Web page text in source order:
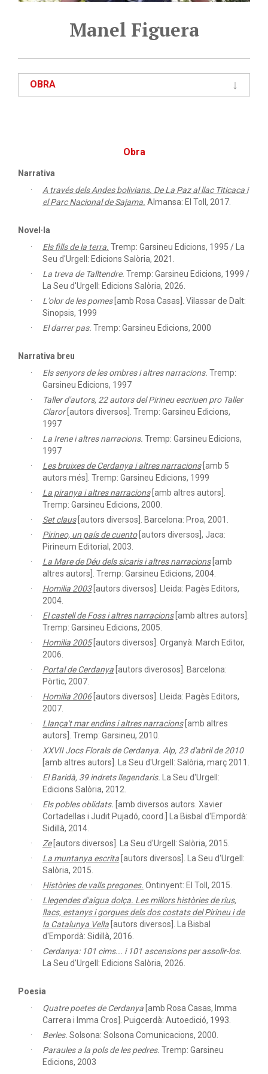
Manel Figuera
OBRA
Obra
Narrativa
A través dels Andes bolivians. De La Paz al llac Titicaca i
el Parc Nacional de Sajama. Almansa: El Toll, 2017.
Novel·la
Els fills de la terra. Tremp: Garsineu Edicions, 1995 / La
Seu d'Urgell: Edicions Salòria, 2021.
La treva de Talltendre. Tremp: Garsineu Edicions, 1999 /
La Seu d'Urgell: Edicions Salòria, 2026.
L'olor de les pomes [amb Rosa Casas]. Vilassar de Dalt:
Sinopsis, 1999
El darrer pas. Tremp: Garsineu Edicions, 2000
Narrativa breu
Els senyors de les ombres i altres narracions. Tremp:
Garsineu Edicions, 1997
Taller d'autors, 22 autors del Pirineu escriuen pro Taller
Claror [autors diversos]. Tremp: Garsineu Edicions,
1997
La Irene i altres narracions. Tremp: Garsineu Edicions,
1997
Les bruixes de Cerdanya i altres narracions [amb 5
autors més]. Tremp: Garsineu Edicions, 1999
La piranya i altres narracions [amb altres autors].
Tremp: Garsineu Edicions, 2000.
Set claus [autors diversos]. Barcelona: Proa, 2001.
Pirineo, un país de cuento [autors diversos], Jaca:
Pirineum Editorial, 2003.
La Mare de Déu dels sicaris i altres narracions [amb
altres autors]. Tremp: Garsineu Edicions, 2004.
Homilia 2003 [autors diversos]. Lleida: Pagès Editors,
2004.
El castell de Foss i altres narracions [amb altres autors].
Tremp: Garsineu Edicions, 2005.
Homilia 2005 [autors diversos]. Organyà: March Editor,
2006.
Portal de Cerdanya [autors diverosos]. Barcelona:
Pòrtic, 2007.
Homilia 2006 [autors diversos]. Lleida: Pagès Editors,
2007.
Llança't mar endins i altres narracions [amb altres
autors]. Tremp: Garsineu, 2010.
XXVII Jocs Florals de Cerdanya. Alp, 23 d'abril de 2010
[amb altres autors]. La Seu d'Urgell: Salòria, març 2011.
El Baridà, 39 indrets llegendaris.
La Seu d'Urgell:
Edicions Salòria, 2012.
Els pobles oblidats. [amb diversos autors. Xavier
Cortadellas i Judit Pujadó, coord.] La Bisbal d'Empordà:
Sidillà, 2014.
Ze [autors diversos]. La Seu d'Urgell: Salòria, 2015.
La muntanya escrita [autors diversos]. La Seu d'Urgell:
Salòria, 2015.
Històries de valls pregones. Ontinyent: El Toll, 2015.
Llegendes d'aigua dolça. Les millors històries de rius,
llacs, estanys i gorgues dels dos costats del Pirineu i de
la Catalunya Vella [autors diversos]. La Bisbal
d'Empordà: Sidillà, 2016.
Cerdanya: 101 cims... i 101 ascensions per assolir-los.
La Seu d'Urgell: Edicions Salòria, 2026.
Poesia
Quatre poetes de Cerdanya [amb Rosa Casas, Imma
Carrera i Imma Cros]. Puigcerdà: Autoedició, 1993.
Berles. Solsona: Solsona Comunicacions, 2000.
Paraules a la pols de les pedres. Tremp: Garsineu
Edicions, 2003